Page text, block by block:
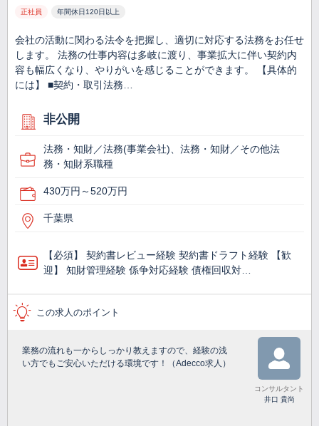
正社員 年間休日120日以上
会社の活動に関わる法令を把握し、適切に対応する法務をお任せ
します。 法務の仕事内容は多岐に渡り、事業拡大に伴い契約内
容も幅広くなり、やりがいを感じることができます。 【具体的
には】 ■契約・取引法務…
非公開
法務・知財／法務(事業会社)、法務・知財／その他法
務・知財系職種
430万円～520万円
千葉県
【必須】 契約書レビュー経験 契約書ドラフト経験 【歓
迎】 知財管理経験 係争対応経験 債権回収対…
この求人のポイント
業務の流れも一からしっかり教えますので、経験の浅
い方でもご安心いただける環境です！（Adecco求人）
コンサルタント
井口 貴尚